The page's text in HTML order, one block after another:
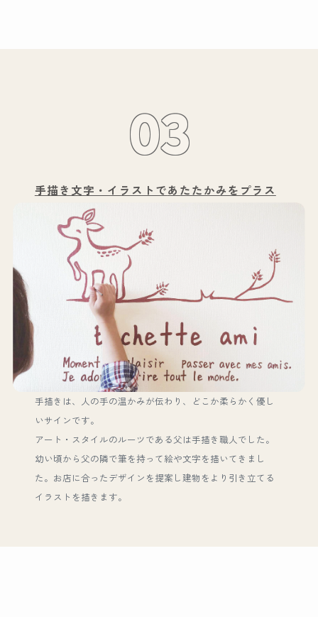
03
手描き文字・イラストであたたかみをプラス
手描きは、人の手の温かみが伝わり、どこか柔らかく優し
いサインです。
アート・スタイルのルーツである父は手描き職人でした。
幼い頃から父の隣で筆を持って絵や文字を描いてきまし
た。お店に合ったデザインを提案し建物をより引き立てる
イラストを描きます。